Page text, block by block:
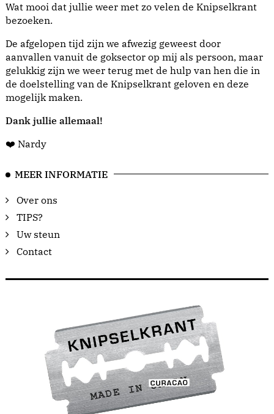
Wat mooi dat jullie weer met zo velen de Knipselkrant
bezoeken.
De afgelopen tijd zijn we afwezig geweest door
aanvallen vanuit de goksector op mij als persoon, maar
gelukkig zijn we weer terug met de hulp van hen die in
de doelstelling van de Knipselkrant geloven en deze
mogelijk maken.
Dank jullie allemaal!
❤️ Nardy
MEER INFORMATIE
Over ons
TIPS?
Uw steun
Contact